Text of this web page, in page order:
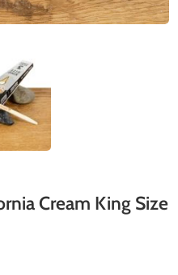
Cream King Size